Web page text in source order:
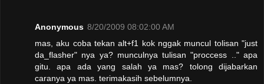
Anonymous 8/20/2009 08:02:00 AM
mas, aku coba tekan alt+f1 kok nggak muncul tolisan "just
da_flasher" nya ya? munculnya tulisan "proccess .." apa
gitu. apa ada yang salah ya mas? tolong dijabarkan
caranya ya mas. terimakasih sebelumnya.